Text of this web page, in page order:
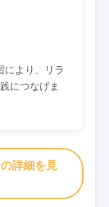
により、リラ
につなげま
詳細を見